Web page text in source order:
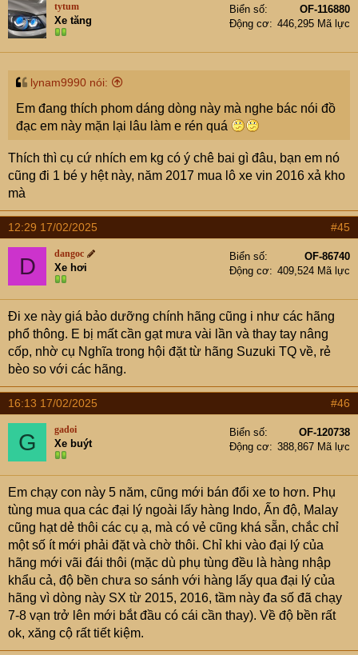
tytum
Xe tăng
Biển số
OF-116880
Động cơ
446,295 Mã lực
lynam9990 nói:
Em đang thích phom dáng dòng này mà nghe bác nói đồ
đạc em này mặn lại lâu làm e rén quá
Thích thì cụ cứ nhích em kg có ý chê bai gì đâu, bạn em nó
cũng đi 1 bé y hệt này, năm 2017 mua lô xe vin 2016 xả kho
mà
12:29 17/02/2025 #45
D dangoc
Xe hơi
Biển số
OF-86740
Động cơ
409,524 Mã lực
Đi xe này giá bảo dưỡng chính hãng cũng i như các hãng
phổ thông. E bị mất cần gạt mưa vài lần và thay tay nâng
cốp, nhờ cụ Nghĩa trong hội đặt từ hãng Suzuki TQ về, rẻ
bèo so với các hãng.
16:13 17/02/2025 #46
G gadoi
Xe buýt
Biển số
OF-120738
Động cơ
388,867 Mã lực
Em chạy con này 5 năm, cũng mới bán đổi xe to hơn. Phụ
tùng mua qua các đại lý ngoài lấy hàng Indo, Ấn độ, Malay
cũng hạt dẻ thôi các cụ ạ, mà có vẻ cũng khá sẵn, chắc chỉ
một số ít mới phải đặt và chờ thôi. Chỉ khi vào đại lý của
hãng mới vãi đái thôi (mặc dù phụ tùng đều là hàng nhập
khẩu cả, độ bền chưa so sánh với hàng lấy qua đại lý của
hãng vì dòng này SX từ 2015, 2016, tầm này đa số đã chạy
7-8 vạn trở lên mới bắt đầu có cái cần thay). Về độ bền rất
ok, xăng cộ rất tiết kiệm.